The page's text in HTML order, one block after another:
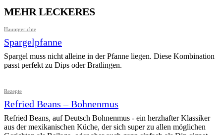
MEHR LECKERES
Hauptgerichte
Spargelpfanne
Spargel muss nicht alleine in der Pfanne liegen. Diese Kombination
passt perfekt zu Dips oder Bratlingen.
Rezepte
Refried Beans – Bohnenmus
Refried Beans, auf Deutsch Bohnenmus - ein herzhafter Klassiker
aus der mexikanischen Küche, der sich super zu allen möglichen